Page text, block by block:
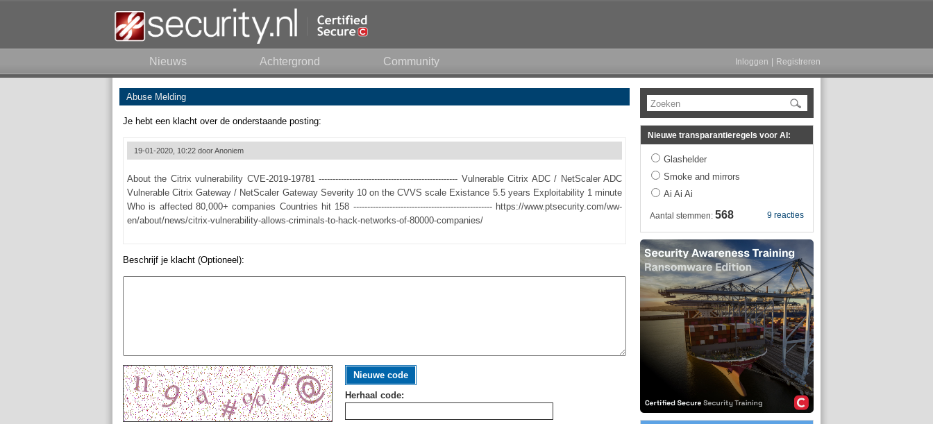
Nieuws Achtergrond Community Inloggen Registreren
Abuse Melding
Je hebt een klacht over de onderstaande posting:
19-01-2020, 10:22 doorAnoniem
About the Citrix vulnerability CVE-2019-19781 -------------------------------------------------- Vulnerable Citrix ADC / NetScaler ADC
Vulnerable Citrix Gateway / NetScaler Gateway Severity 10 on the CVVS scale Existance 5.5 years Exploitability 1 minute
Who is affected 80,000+ companies Countries hit 158 -------------------------------------------------- https://www.ptsecurity.com/ww-
en/about/news/citrix-vulnerability-allows-criminals-to-hack-networks-of-80000-companies/
Beschrijf je klacht (Optioneel):
Nieuwe code
Herhaal code:
Zoeken
Nieuwe transparantieregels voor AI:
Glashelder
Smoke and mirrors
Ai Ai Ai
9 reacties
Aantal stemmen: 568